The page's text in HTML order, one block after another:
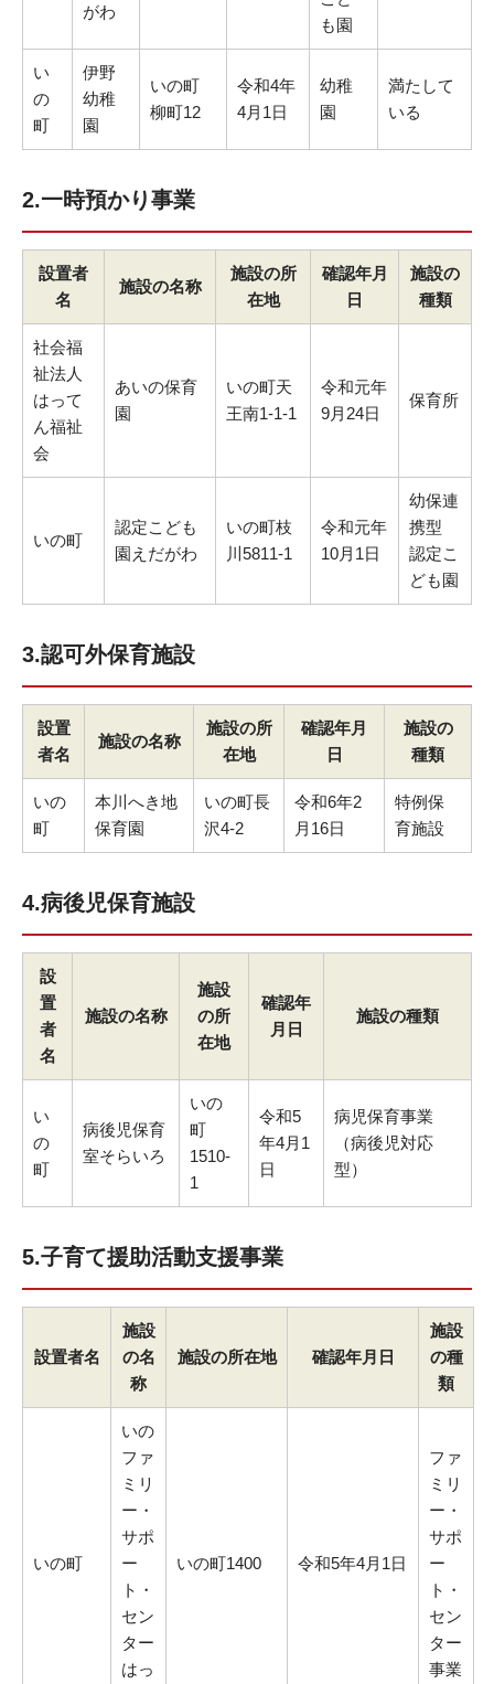
がわ
も園
い
の
町
伊野
幼稚
園
いの町
柳町12
令和4年
4月1日
幼稚
園
満たして
いる
2.一時預かり事業
設置者
名
施設の名称
施設の所
在地
確認年月
日
施設の
種類
社会福
祉法人
はって
ん福祉
会
あいの保育
園
いの町天
王南1-1-1
令和元年
9月24日
保育所
いの町
認定こども
園えだがわ
いの町枝
川5811-1
令和元年
10月1日
幼保連
携型
認定こ
ども園
3.認可外保育施設
設置
者名
施設の名称
施設の所
在地
確認年月
日
施設の
種類
いの
町
本川へき地
保育園
いの町長
沢4-2
令和6年2
月16日
特例保
育施設
4.病後児保育施設
設
置
者
名
施設の名称
施設
の所
在地
確認年
月日
施設の種類
い
の
町
病後児保育
室そらいろ
いの
町
1510-
1
令和5
年4月1
日
病児保育事業
（病後児対応
型）
5.子育て援助活動支援事業
設置者名
施設
の名
称
施設の所在地 確認年月日
施設
の種
類
いの町
いの
ファ
ミリ
ー・
サポ
ー
ト・
セン
ター
はっ
いの町1400 令和5年4月1日
ファ
ミリ
ー・
サポ
ー
ト・
セン
ター
事業